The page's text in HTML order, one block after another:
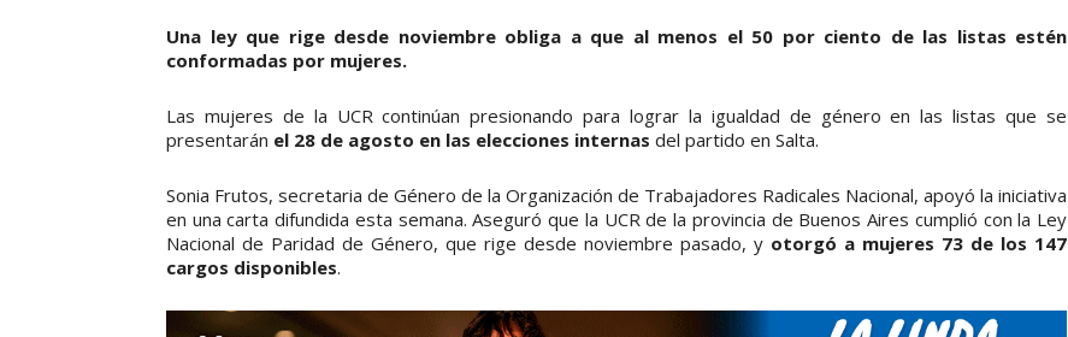
Una ley que rige desde noviembre obliga a que al menos el 50 por ciento de las listas estén
conformadas por mujeres.
Las mujeres de la UCR continúan presionando para lograr la igualdad de género en las listas que se
presentarán el 28 de agosto en las elecciones internas del partido en Salta.
Sonia Frutos, secretaria de Género de la Organización de Trabajadores Radicales Nacional, apoyó la iniciativa
en una carta difundida esta semana. Aseguró que la UCR de la provincia de Buenos Aires cumplió con la Ley
Nacional de Paridad de Género, que rige desde noviembre pasado, y otorgó a mujeres 73 de los 147
cargos disponibles.